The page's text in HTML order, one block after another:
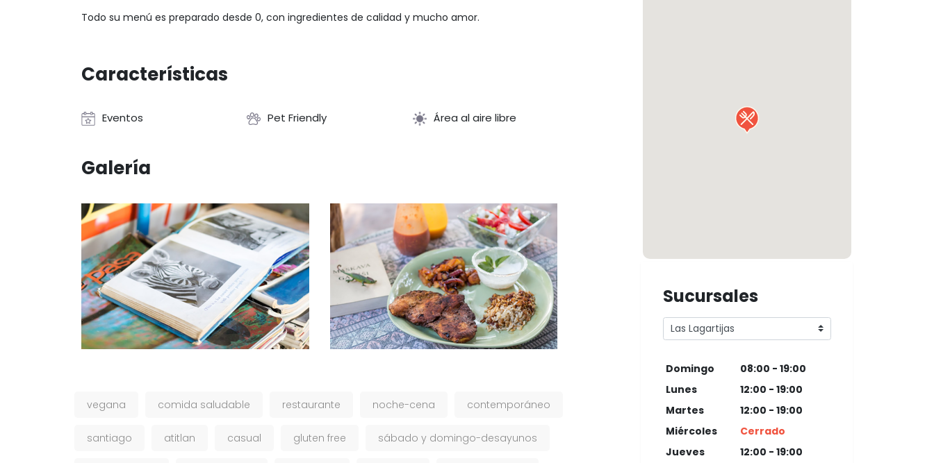
Todo su menú es preparado desde 0, con ingredientes de calidad y mucho amor.
Características
Eventos Pet Friendly Área al aire libre
Galería
vegana comida saludable restaurante noche-cena contemporáneo
santiago atitlan casual gluten free sábado y domingo-desayunos
Sucursales
Domingo
08:00 - 19:00
Lunes
12:00 - 19:00
Martes
12:00 - 19:00
Miércoles
Cerrado
Jueves
12:00 - 19:00